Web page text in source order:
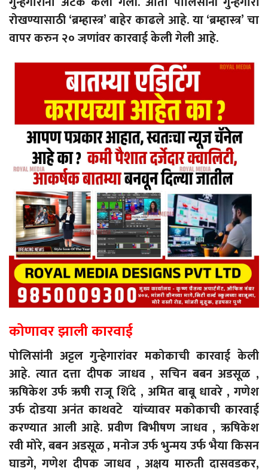
रोखण्यासाठी ‘ब्रम्हास्त्र’ बाहेर काढले आहे. या ‘ब्रम्हास्त्र’ चा
वापर करुन २० जणांवर कारवाई केली गेली आहे.
कोणावर झाली कारवाई
पोलिसांनी अट्टल गुन्हेगारांवर मकोकाची कारवाई केली
आहे. त्यात दत्ता दीपक जाधव , सचिन बबन अडसूळ ,
ऋषिकेश उर्फ ​ऋषी राजू शिंदे , अमित बाबू धावरे , गणेश
उर्फ ​​दोडया अनंत काथवटे यांच्यावर मकोकाची कारवाई
करण्यात आली आहे. प्रवीण बिभीषण जाधव , ऋषिकेश
रवी मोरे, बबन अडसूळ , मनोज उर्फ ​​भुन्मय उर्फ ​​भैया किसन
घाडगे, गणेश दीपक जाधव , अक्षय मारुती दासवडकर,